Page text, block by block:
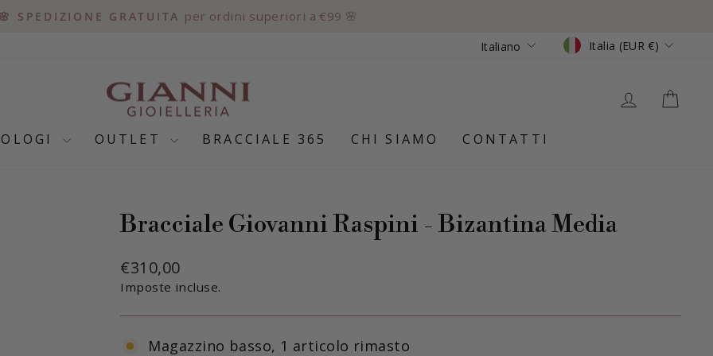
presentazione
SPEDIZIONE GRATUITA per ordini superiori a €99 🌸
Lingua
Italiano Valuta
Italia (EUR €)
ACCEDI
OUTLET BRACCIALE 365 CHI SIAMO CONTATTI
Bracciale Giovanni Raspini - Bizantina Media
Prezzo
di
€310,00
Imposte incluse.
Magazzino basso, 1 articolo rimasto